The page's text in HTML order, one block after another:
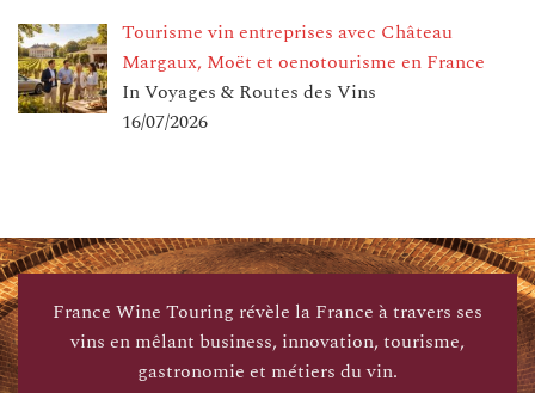
Tourisme vin entreprises avec Château
Margaux, Moët et oenotourisme en France
In Voyages & Routes des Vins
16/07/2026
France Wine Touring révèle la France à travers ses
vins en mêlant business, innovation, tourisme,
gastronomie et métiers du vin.